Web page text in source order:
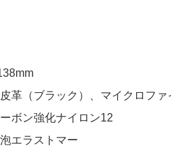
（ブラック）、マイクロファ
ン強化ナイロン12
エラストマー